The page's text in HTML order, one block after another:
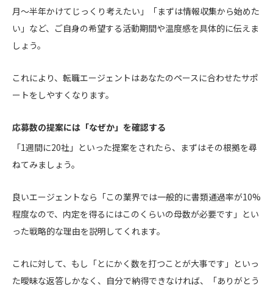
月～半年かけてじっくり考えたい」「まずは情報収集から始めた
い」など、ご自身の希望する活動期間や温度感を具体的に伝えま
しょう。
これにより、転職エージェントはあなたのペースに合わせたサポ
ートをしやすくなります。
応募数の提案には「なぜか」を確認する
「1週間に20社」といった提案をされたら、まずはその根拠を尋
ねてみましょう。
良いエージェントなら「この業界では一般的に書類通過率が10%
程度なので、内定を得るにはこのくらいの母数が必要です」とい
った戦略的な理由を説明してくれます。
これに対して、もし「とにかく数を打つことが大事です」といっ
た曖昧な返答しかなく、自分で納得できなければ、「ありがとう